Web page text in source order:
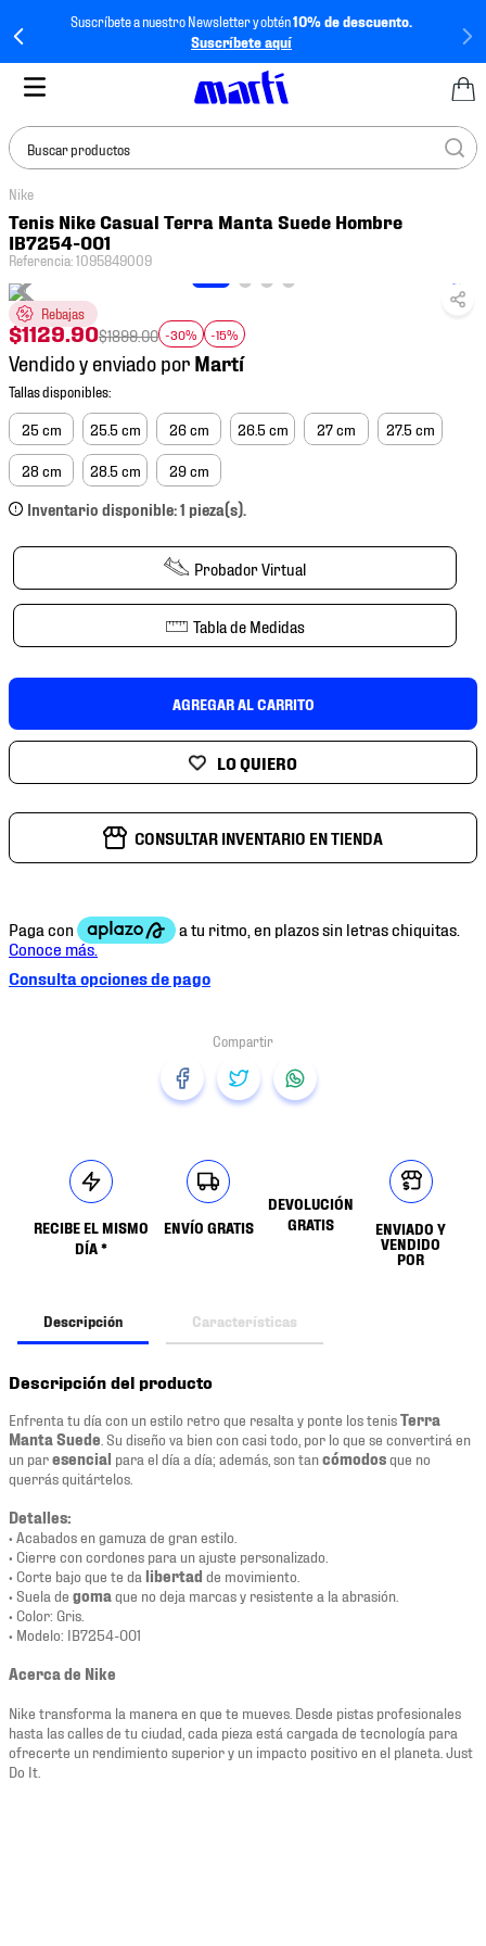
Suscríbete a nuestro Newsletter y obtén10% de descuento.
Suscríbete aquí
Buscar productos
Nike
Tenis Nike Casual Terra Manta Suede Hombre
IB7254-001
Referencia:1095849009
Rebajas
$1129.90$1899.00 -30% -15%
Vendido y enviado por
25 cm 25.5 cm 26 cm 26.5 cm 27 cm 27.5 cm
28 cm 28.5 cm 29 cm
Inventario disponible: 1 pieza(s).
Probador Virtual
Tabla de Medidas
AGREGAR AL CARRITO
CONSULTAR INVENTARIO EN TIENDA
Consulta opciones de pago
RECIBE EL MISMO
DÍA *
ENVÍO GRATIS
DEVOLUCIÓN
GRATIS
ENVIADO Y
VENDIDO
POR
Descripción Características
Descripción del producto
Enfrenta tu día con un estilo retro que resalta y ponte los tenisTerra
Manta Suede . Su diseño va bien con casi todo, por lo que se convertirá en
un paresencial para el día a día; además, son tancómodosque no
querrás quitártelos.
Detalles:
• Acabados en gamuza de gran estilo.
• Cierre con cordones para un ajuste personalizado.
• Corte bajo que te da libertad de movimiento.
• Suela de goma que no deja marcas y resistente a la abrasión.
• Color: Gris.
• Modelo: IB7254-001
Acerca de Nike
Nike transforma la manera en que te mueves. Desde pistas profesionales
hasta las calles de tu ciudad, cada pieza está cargada de tecnología para
ofrecerte un rendimiento superior y un impacto positivo en el planeta. Just
Do It.
TÉRMINOS MÁS
BUSCADOS
1.
tenis mujer
2.
tenis hombre
3.
tenis
4
tenis futbol
5.
mochila
6.
jersey
10. tenis nike